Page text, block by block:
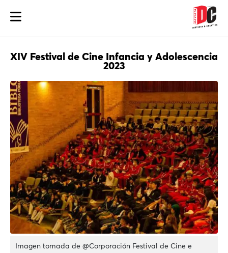
XIV Festival de Cine Infancia y Adolescencia
2023
Imagen tomada de @Corporación Festival de Cine e